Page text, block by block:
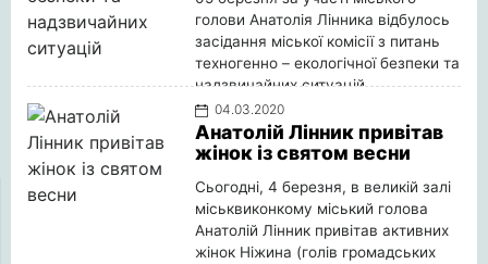
голови Анатолія Лінника відбулось
засідання міської комісії з питань
техногенно – екологічної безпеки та
надзвичайних ситуацій.
04.03.2020
Анатолій Лінник привітав
жінок із святом весни
Сьогодні, 4 березня, в великій залі
міськвиконкому міський голова
Анатолій Лінник привітав активних
жінок Ніжина (голів громадських